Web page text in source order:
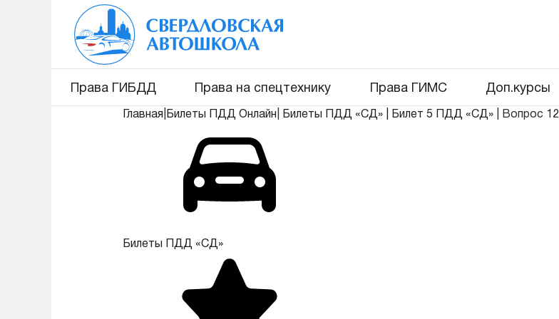
Права ГИБДД Права на спецтехнику Права ГИМС Доп.курсы
Главная Билеты ПДД Онлайн Билеты ПДД «СД» Билет 5 ПДД «СД» Вопрос 12
Билеты ПДД «СД»